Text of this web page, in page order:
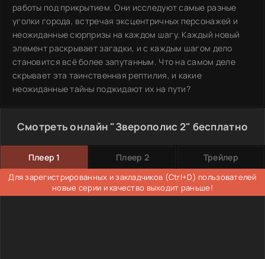
работы под прикрытием. Они исследуют самые разные
уголки города, встречая эксцентричных персонажей и
неожиданные сюрпризы на каждом шагу. Каждый новый
элемент раскрывает загадки, и с каждым шагом дело
становится всё более запутанным. Что на самом деле
скрывает эта таинственная рептилия, и какие
неожиданные тайны поджидают их на пути?
Смотреть онлайн "Зверополис 2" бесплатно
Плеер 1 Плеер 2 Трейлер
Для зарегистрированных и закладчиков (Ctrl+D) пользователей
новые серии и качество выходит раньше!